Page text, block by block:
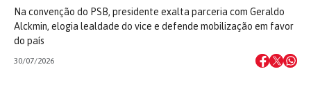
Na convenção do PSB, presidente exalta parceria com Geraldo
Alckmin, elogia lealdade do vice e defende mobilização em favor
do país
30/07/2026